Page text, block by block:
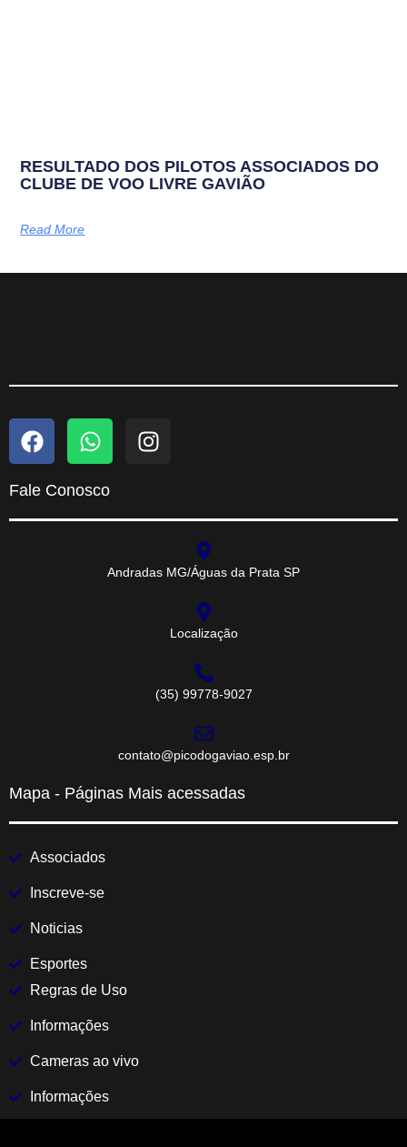
RESULTADO DOS PILOTOS ASSOCIADOS DO
CLUBE DE VOO LIVRE GAVIÃO
Read More
Fale Conosco
Andradas MG/Águas da Prata SP
Localização
(35) 99778-9027
contato@picodogaviao.esp.br
Mapa - Páginas Mais acessadas
Associados
Inscreve-se
Noticias
Esportes
Regras de Uso
Informações
Cameras ao vivo
Informações